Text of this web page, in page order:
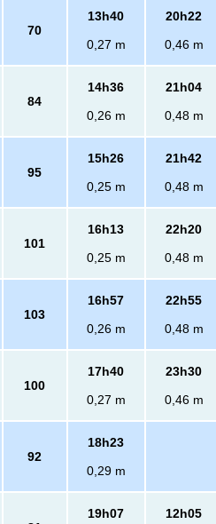
70
13h40
0,27 m
20h22
0,46 m
84
14h36
0,26 m
21h04
0,48 m
95
15h26
0,25 m
21h42
0,48 m
101
16h13
0,25 m
22h20
0,48 m
103
16h57
0,26 m
22h55
0,48 m
100
17h40
0,27 m
23h30
0,46 m
92
18h23
0,29 m
19h07
12h05